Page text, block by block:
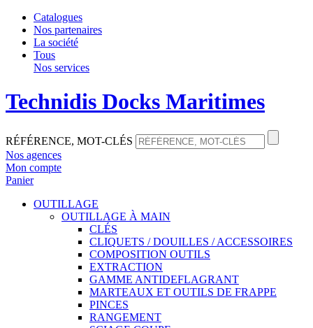
Catalogues
Nos partenaires
La société
Tous
Nos services
Technidis Docks Maritimes
RÉFÉRENCE, MOT-CLÉS
Nos agences
Mon compte
Panier
OUTILLAGE
OUTILLAGE À MAIN
CLÉS
CLIQUETS / DOUILLES / ACCESSOIRES
COMPOSITION OUTILS
EXTRACTION
GAMME ANTIDEFLAGRANT
MARTEAUX ET OUTILS DE FRAPPE
PINCES
RANGEMENT